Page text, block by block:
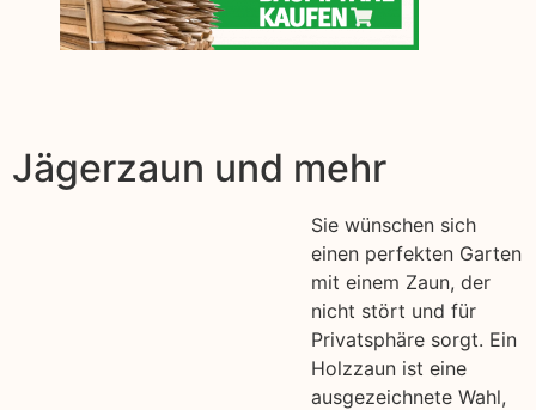
Jägerzaun und mehr
Sie wünschen sich
einen perfekten Garten
mit einem Zaun, der
nicht stört und für
Privatsphäre sorgt. Ein
Holzzaun ist eine
ausgezeichnete Wahl,